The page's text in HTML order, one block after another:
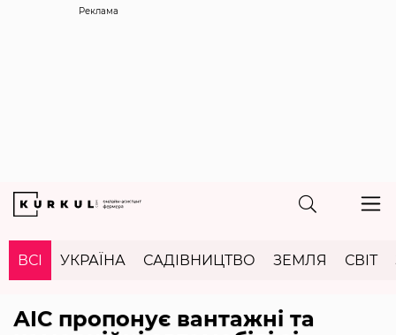
Реклама
ВСІ УКРАЇНА САДІВНИЦТВО ЗЕМЛЯ СВІТ
АІС пропонує вантажні та